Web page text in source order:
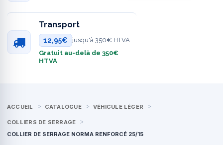
Transport
12,95€
jusqu'à 350€ HTVA
Gratuit au-delà de 350€
HTVA
ACCUEIL CATALOGUE VÉHICULE LÉGER
COLLIERS DE SERRAGE
COLLIER DE SERRAGE NORMA RENFORCÉ 25/15